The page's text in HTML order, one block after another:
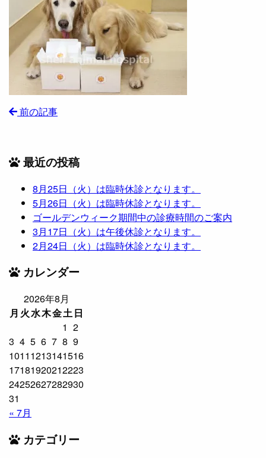
前の記事
最近の投稿
8月25日（火）は臨時休診となります。
5月26日（火）は臨時休診となります。
ゴールデンウィーク期間中の診療時間のご案内
3月17日（火）は午後休診となります。
2月24日（火）は臨時休診となります。
カレンダー
2026年8月
月 火水木金土日
1 2
3 4 5 6 7 8 9
10111213141516
17181920212223
24252627282930
31
« 7月
カテゴリー